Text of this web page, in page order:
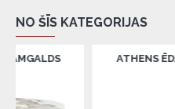
NO ŠĪS KATEGORIJAS
ATHENS ĒDAMGALDS